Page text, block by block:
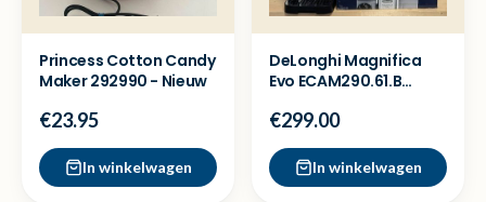
Princess Cotton Candy
Maker 292990 - Nieuw
€23.95
In winkelwagen
DeLonghi Magnifica
Evo ECAM290.61.B
Showmodel
€299.00
In winkelwagen